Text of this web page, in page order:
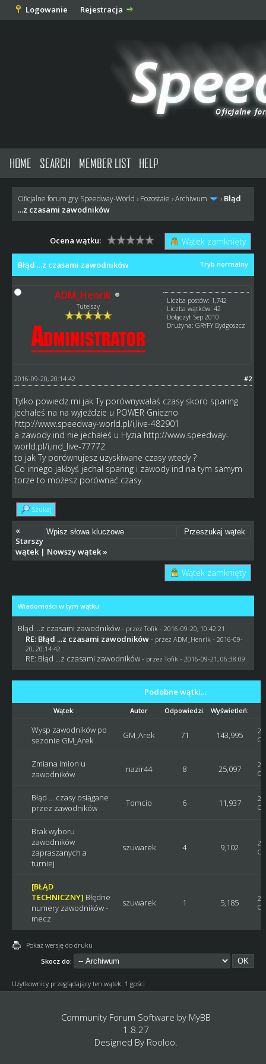
Logowanie Rejestracja
HOME SEARCH MEMBER LIST HELP
Oficjalne forum gry Speedway-World › Pozostałe ›Archiwum › Błąd
...z czasami zawodników
Wątek zamknięty
Ocena wątku:
Tryb normalny
Błąd ...z czasami zawodników
ADM_Henrik
Tutejszy
Liczba postów: 1,742
Liczba wątków: 42
Dołączył: Sep 2010
Drużyna: GRYFY Bydgoszcz
#2
2016-09-20, 20:14:42
Tylko powiedz mi jak Ty porównywałaś czasy skoro sparing
jechałeś na na wyjeździe u POWER Gniezno
http://www.speedway-world.pl/i,live-482901
a zawody ind nie jechałeś u Hyzia http://www.speedway-
world.pl/i,ind_live-77772
to jak Ty porównujesz uzyskiwane czasy wtedy ?
Co innego jakbyś jechał sparing i zawody ind na tym samym
torze to możesz porównać czasy.
Szukaj
«
Starszy
wątek| Nowszy wątek»
Wątek zamknięty
Wiadomości w tym wątku
Błąd ...z czasami zawodników - przezTofik - 2016-09-20, 10:42:21
RE: Błąd ...z czasami zawodników - przez ADM_Henrik - 2016-09-
20, 20:14:42
RE: Błąd ...z czasami zawodników - przezTofik - 2016-09-21, 06:38:09
Podobne wątki…
Wątek: Autor Odpowiedzi: Wyświetleń:
Wysp zawodników po
sezonie GM_Arek
GM_Arek 71 143,995
Zmiana imion u
zawodników
nazir44 8 25,097
Błąd ... czasy osiągane
przez zawodników
Tomcio 6 11,937
Brak wyboru
zawodników
zapraszanych a
turniej
szuwarek 4 9,102
[BŁĄD
TECHNICZNY] Błędne
numery zawodników -
mecz
szuwarek 1 5,185
Pokaż wersję do druku
Skocz do:
Użytkownicy przeglądający ten wątek: 1 gości
Community Forum Software by MyBB
1.8.27
Designed By Rooloo